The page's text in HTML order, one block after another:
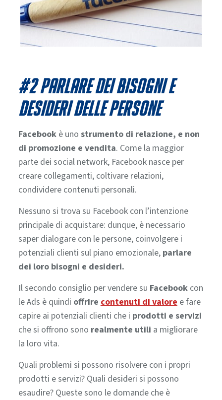
#2 Parlare dei bisogni e
desideri delle persone
Facebook è uno strumento di relazione, e non
di promozione e vendita. Come la maggior
parte dei social network, Facebook nasce per
creare collegamenti, coltivare relazioni,
condividere contenuti personali.
Nessuno si trova su Facebook con l’intenzione
principale di acquistare: dunque, è necessario
saper dialogare con le persone, coinvolgere i
potenziali clienti sul piano emozionale, parlare
dei loro bisogni e desideri.
Il secondo consiglio per vendere su Facebookcon
le Ads è quindi offrirecontenuti di valoree fare
capire ai potenziali clienti che i prodotti e servizi
che si offrono sono realmente utili a migliorare
la loro vita.
Quali problemi si possono risolvere con i propri
prodotti e servizi? Quali desideri si possono
esaudire? Queste sono le domande che è